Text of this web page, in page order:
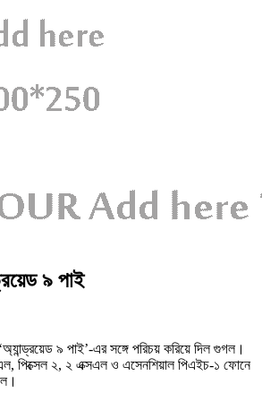
৯ পাই
৯ পাই’-এর সঙ্গে পরিচয় করিয়ে দিল গুগল।
পিক্সেল ২, ২ এক্সএল ও এসেনশিয়াল পিএইচ-১ ফোনে